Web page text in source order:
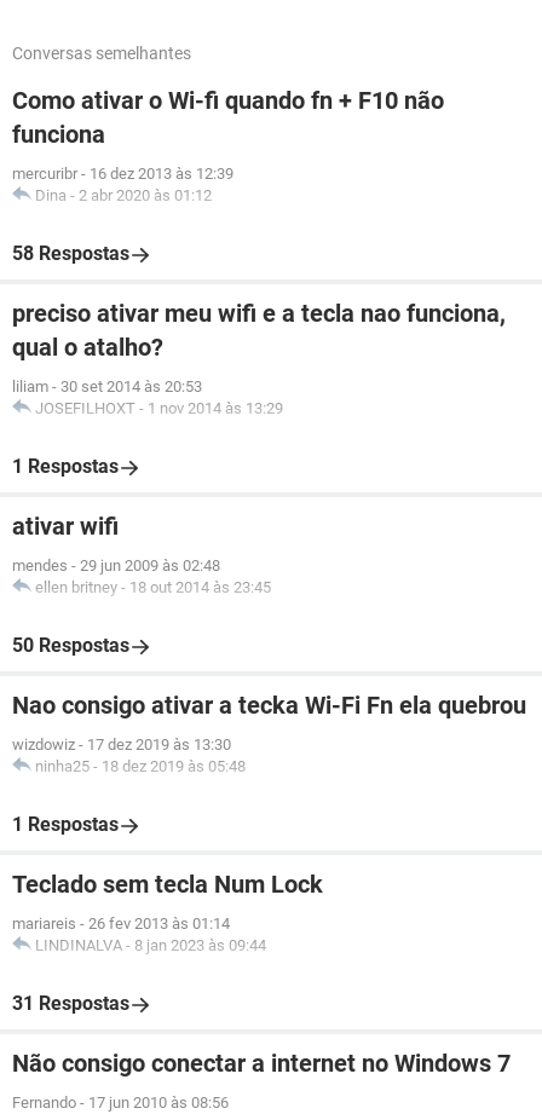
Conversas semelhantes
Como ativar o Wi-fi quando fn + F10 não
funciona
mercuribr - 16 dez 2013 às 12:39
Dina - 2 abr 2020 às 01:12
58 Respostas
preciso ativar meu wifi e a tecla nao funciona,
qual o atalho?
liliam - 30 set 2014 às 20:53
JOSEFILHOXT - 1 nov 2014 às 13:29
1 Respostas
ativar wifi
mendes - 29 jun 2009 às 02:48
ellen britney - 18 out 2014 às 23:45
50 Respostas
Nao consigo ativar a tecka Wi-Fi Fn ela quebrou
wizdowiz - 17 dez 2019 às 13:30
ninha25 - 18 dez 2019 às 05:48
1 Respostas
Teclado sem tecla Num Lock
mariareis - 26 fev 2013 às 01:14
LINDINALVA - 8 jan 2023 às 09:44
31 Respostas
Não consigo conectar a internet no Windows 7
Fernando - 17 jun 2010 às 08:56